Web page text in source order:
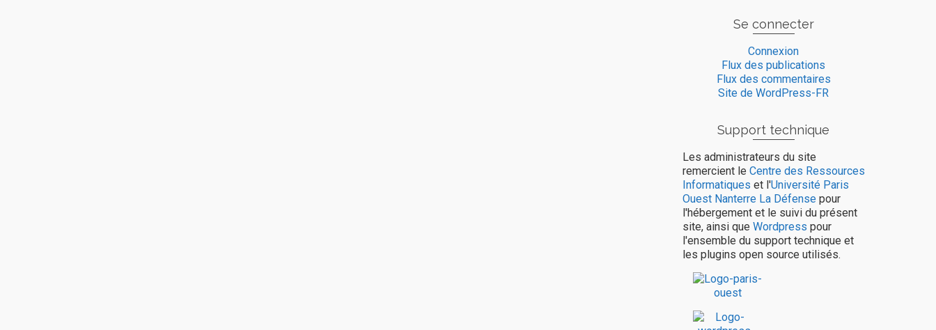
Se connecter
Connexion
Flux des publications
Flux des commentaires
Site de WordPress-FR
Support technique
Les administrateurs du site
remercient le Centre des Ressources
Informatiques et l'Université Paris
Ouest Nanterre La Défensepour
l'hébergement et le suivi du présent
site, ainsi que Wordpress pour
l'ensemble du support technique et
les plugins open source utilisés.